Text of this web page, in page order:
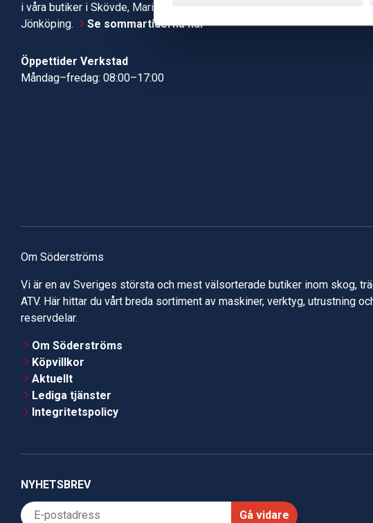
i våra butiker i Skövde, Mariestad och
Jönköping.
Se sommartiderna här
Öppettider Verkstad
Måndag–fredag: 08:00–17:00
Om Söderströms
Vi är en av Sveriges största och mest välsorterade butiker inom skog,
ATV. Här hittar du vårt breda sortiment av maskiner, verktyg, utrustning
reservdelar.
Om Söderströms
Köpvillkor
Aktuellt
Lediga tjänster
Integritetspolicy
NYHETSBREV
Gå vidare